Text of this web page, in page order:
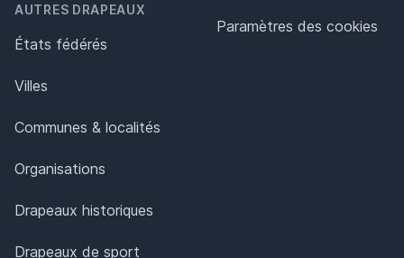
AUTRES DRAPEAUX
États fédérés
Villes
Communes & localités
Organisations
Drapeaux historiques
Drapeaux de sport
Paramètres des cookies